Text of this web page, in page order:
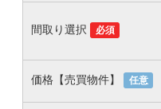
間取り選択 必須
価格【売買物件】 任意